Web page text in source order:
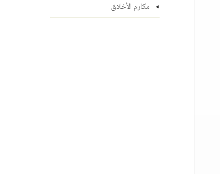
مكارم الأخلاق